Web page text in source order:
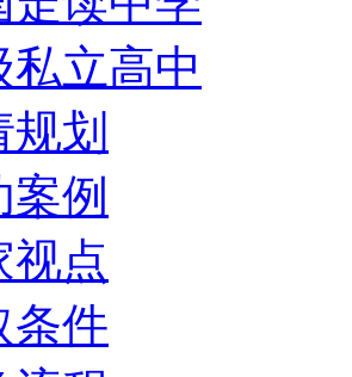
私立高中
划
案例
视点
条件